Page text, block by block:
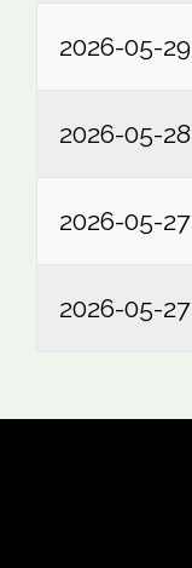
2026-05-29
2026-05-28
2026-05-27
2026-05-27